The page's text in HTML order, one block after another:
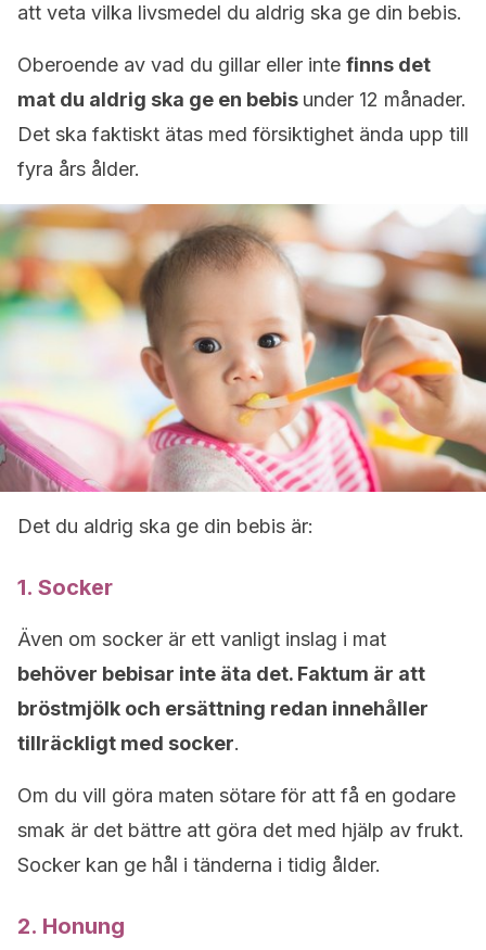
att veta vilka livsmedel du aldrig ska ge din bebis.
Oberoende av vad du gillar eller inte finns det
mat du aldrig ska ge en bebis under 12 månader.
Det ska faktiskt ätas med försiktighet ända upp till
fyra års ålder.
Det du aldrig ska ge din bebis är:
1. Socker
Även om socker är ett vanligt inslag i mat
behöver bebisar inte äta det. Faktum är att
bröstmjölk och ersättning redan innehåller
tillräckligt med socker.
Om du vill göra maten sötare för att få en godare
smak är det bättre att göra det med hjälp av frukt.
Socker kan ge hål i tänderna i tidig ålder.
2. Honung